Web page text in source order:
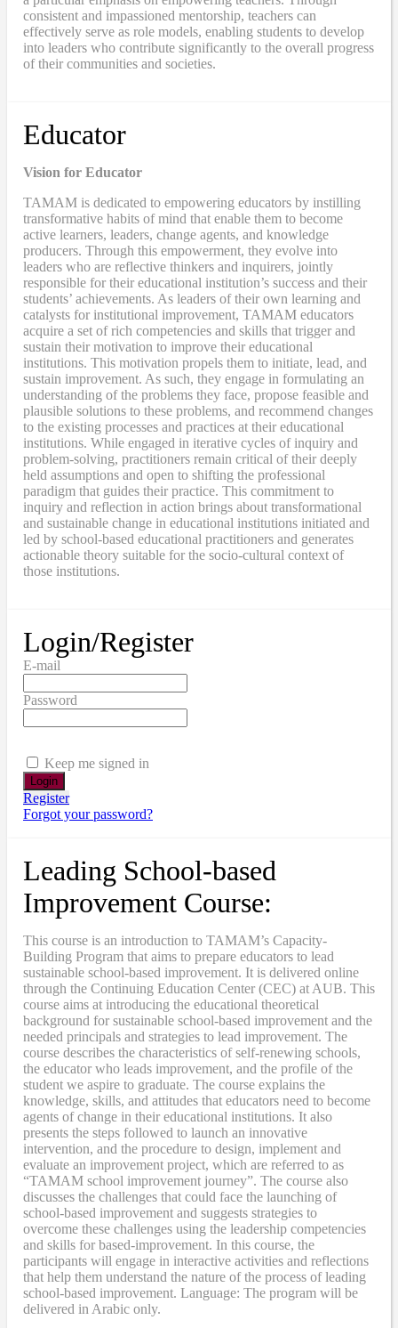
consistent and impassioned mentorship, teachers can
effectively serve as role models, enabling students to develop
into leaders who contribute significantly to the overall progress
of their communities and societies.
Educator
Vision for Educator
TAMAM is dedicated to empowering educators by instilling
transformative habits of mind that enable them to become
active learners, leaders, change agents, and knowledge
producers. Through this empowerment, they evolve into
leaders who are reflective thinkers and inquirers, jointly
responsible for their educational institution’s success and their
students’ achievements. As leaders of their own learning and
catalysts for institutional improvement, TAMAM educators
acquire a set of rich competencies and skills that trigger and
sustain their motivation to improve their educational
institutions. This motivation propels them to initiate, lead, and
sustain improvement. As such, they engage in formulating an
understanding of the problems they face, propose feasible and
plausible solutions to these problems, and recommend changes
to the existing processes and practices at their educational
institutions. While engaged in iterative cycles of inquiry and
problem-solving, practitioners remain critical of their deeply
held assumptions and open to shifting the professional
paradigm that guides their practice. This commitment to
inquiry and reflection in action brings about transformational
and sustainable change in educational institutions initiated and
led by school-based educational practitioners and generates
actionable theory suitable for the socio-cultural context of
those institutions.
Login/Register
E-mail
Password
Keep me signed in
Register
Forgot your password?
Leading School-based
Improvement Course:
This course is an introduction to TAMAM’s Capacity-
Building Program that aims to prepare educators to lead
sustainable school-based improvement. It is delivered online
through the Continuing Education Center (CEC) at AUB. This
course aims at introducing the educational theoretical
background for sustainable school-based improvement and the
needed principals and strategies to lead improvement. The
course describes the characteristics of self-renewing schools,
the educator who leads improvement, and the profile of the
student we aspire to graduate. The course explains the
knowledge, skills, and attitudes that educators need to become
agents of change in their educational institutions. It also
presents the steps followed to launch an innovative
intervention, and the procedure to design, implement and
evaluate an improvement project, which are referred to as
“TAMAM school improvement journey”. The course also
discusses the challenges that could face the launching of
school-based improvement and suggests strategies to
overcome these challenges using the leadership competencies
and skills for based-improvement. In this course, the
participants will engage in interactive activities and reflections
that help them understand the nature of the process of leading
school-based improvement. Language: The program will be
delivered in Arabic only.